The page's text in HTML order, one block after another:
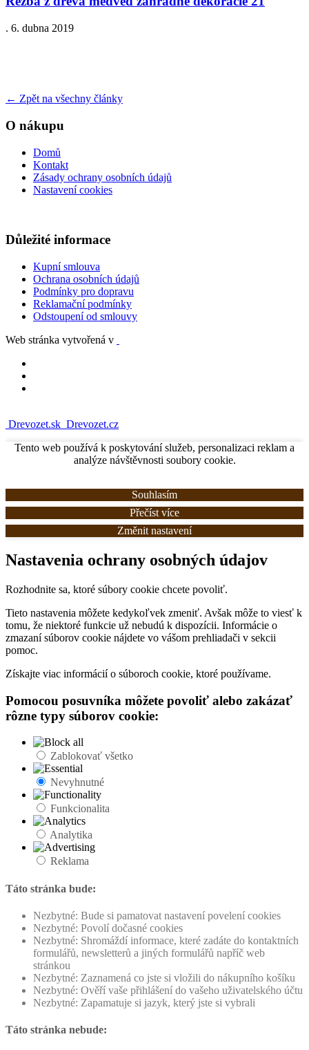
. 6. dubna 2019
← Zpět na všechny články
O nákupu
Domů
Kontakt
Zásady ochrany osobních údajů
Nastavení cookies
Důležité informace
Kupní smlouva
Ochrana osobních údajů
Podmínky pro dopravu
Reklamační podmínky
Odstoupení od smlouvy
Web stránka vytvořená v
Drevozet.sk Drevozet.cz
Tento web používá k poskytování služeb, personalizaci reklam a
analýze návštěvnosti soubory cookie.
Souhlasím
Přečíst více
Změnit nastavení
Nastavenia ochrany osobných údajov
Rozhodnite sa, ktoré súbory cookie chcete povoliť.
Tieto nastavenia môžete kedykoľvek zmeniť. Avšak môže to viesť k
tomu, že niektoré funkcie už nebudú k dispozícii. Informácie o
zmazaní súborov cookie nájdete vo vášom prehliadači v sekcii
pomoc.
Získajte viac informácií o súboroch cookie, ktoré používame.
Pomocou posuvníka môžete povoliť alebo zakázať
rôzne typy súborov cookie:
Zablokovať všetko
Nevyhnutné
Funkcionalita
Analytika
Reklama
Táto stránka bude:
Nezbytné: Bude si pamatovat nastavení povelení cookies
Nezbytné: Povolí dočasné cookies
Nezbytné: Shromáždí informace, které zadáte do kontaktních
formulářů, newsletterů a jiných formulářů napříč web
stránkou
Nezbytné: Zaznamená co jste si vložili do nákupního košíku
Nezbytné: Ověří vaše přihlášení do vašeho uživatelského účtu
Nezbytné: Zapamatuje si jazyk, který jste si vybrali
Táto stránka nebude: